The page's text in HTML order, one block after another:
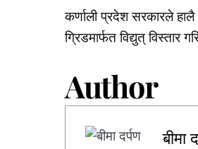
कर्णाली प्रदेश सरकारले हालै
ग्रिडमार्फत विद्युत् विस्तार
Author
बीमा